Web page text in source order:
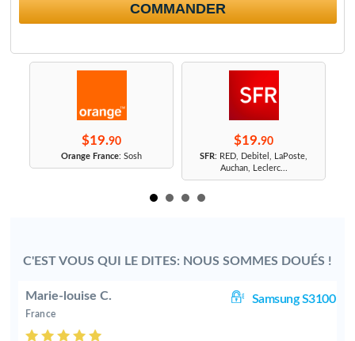
COMMANDER
$19.90
Orange France: Sosh
$19.90
SFR: RED, Debitel, LaPoste,
Auchan, Leclerc...
C'EST VOUS QUI LE DITES: NOUS SOMMES DOUÉS !
Marie-louise C. Samsung S3100
France